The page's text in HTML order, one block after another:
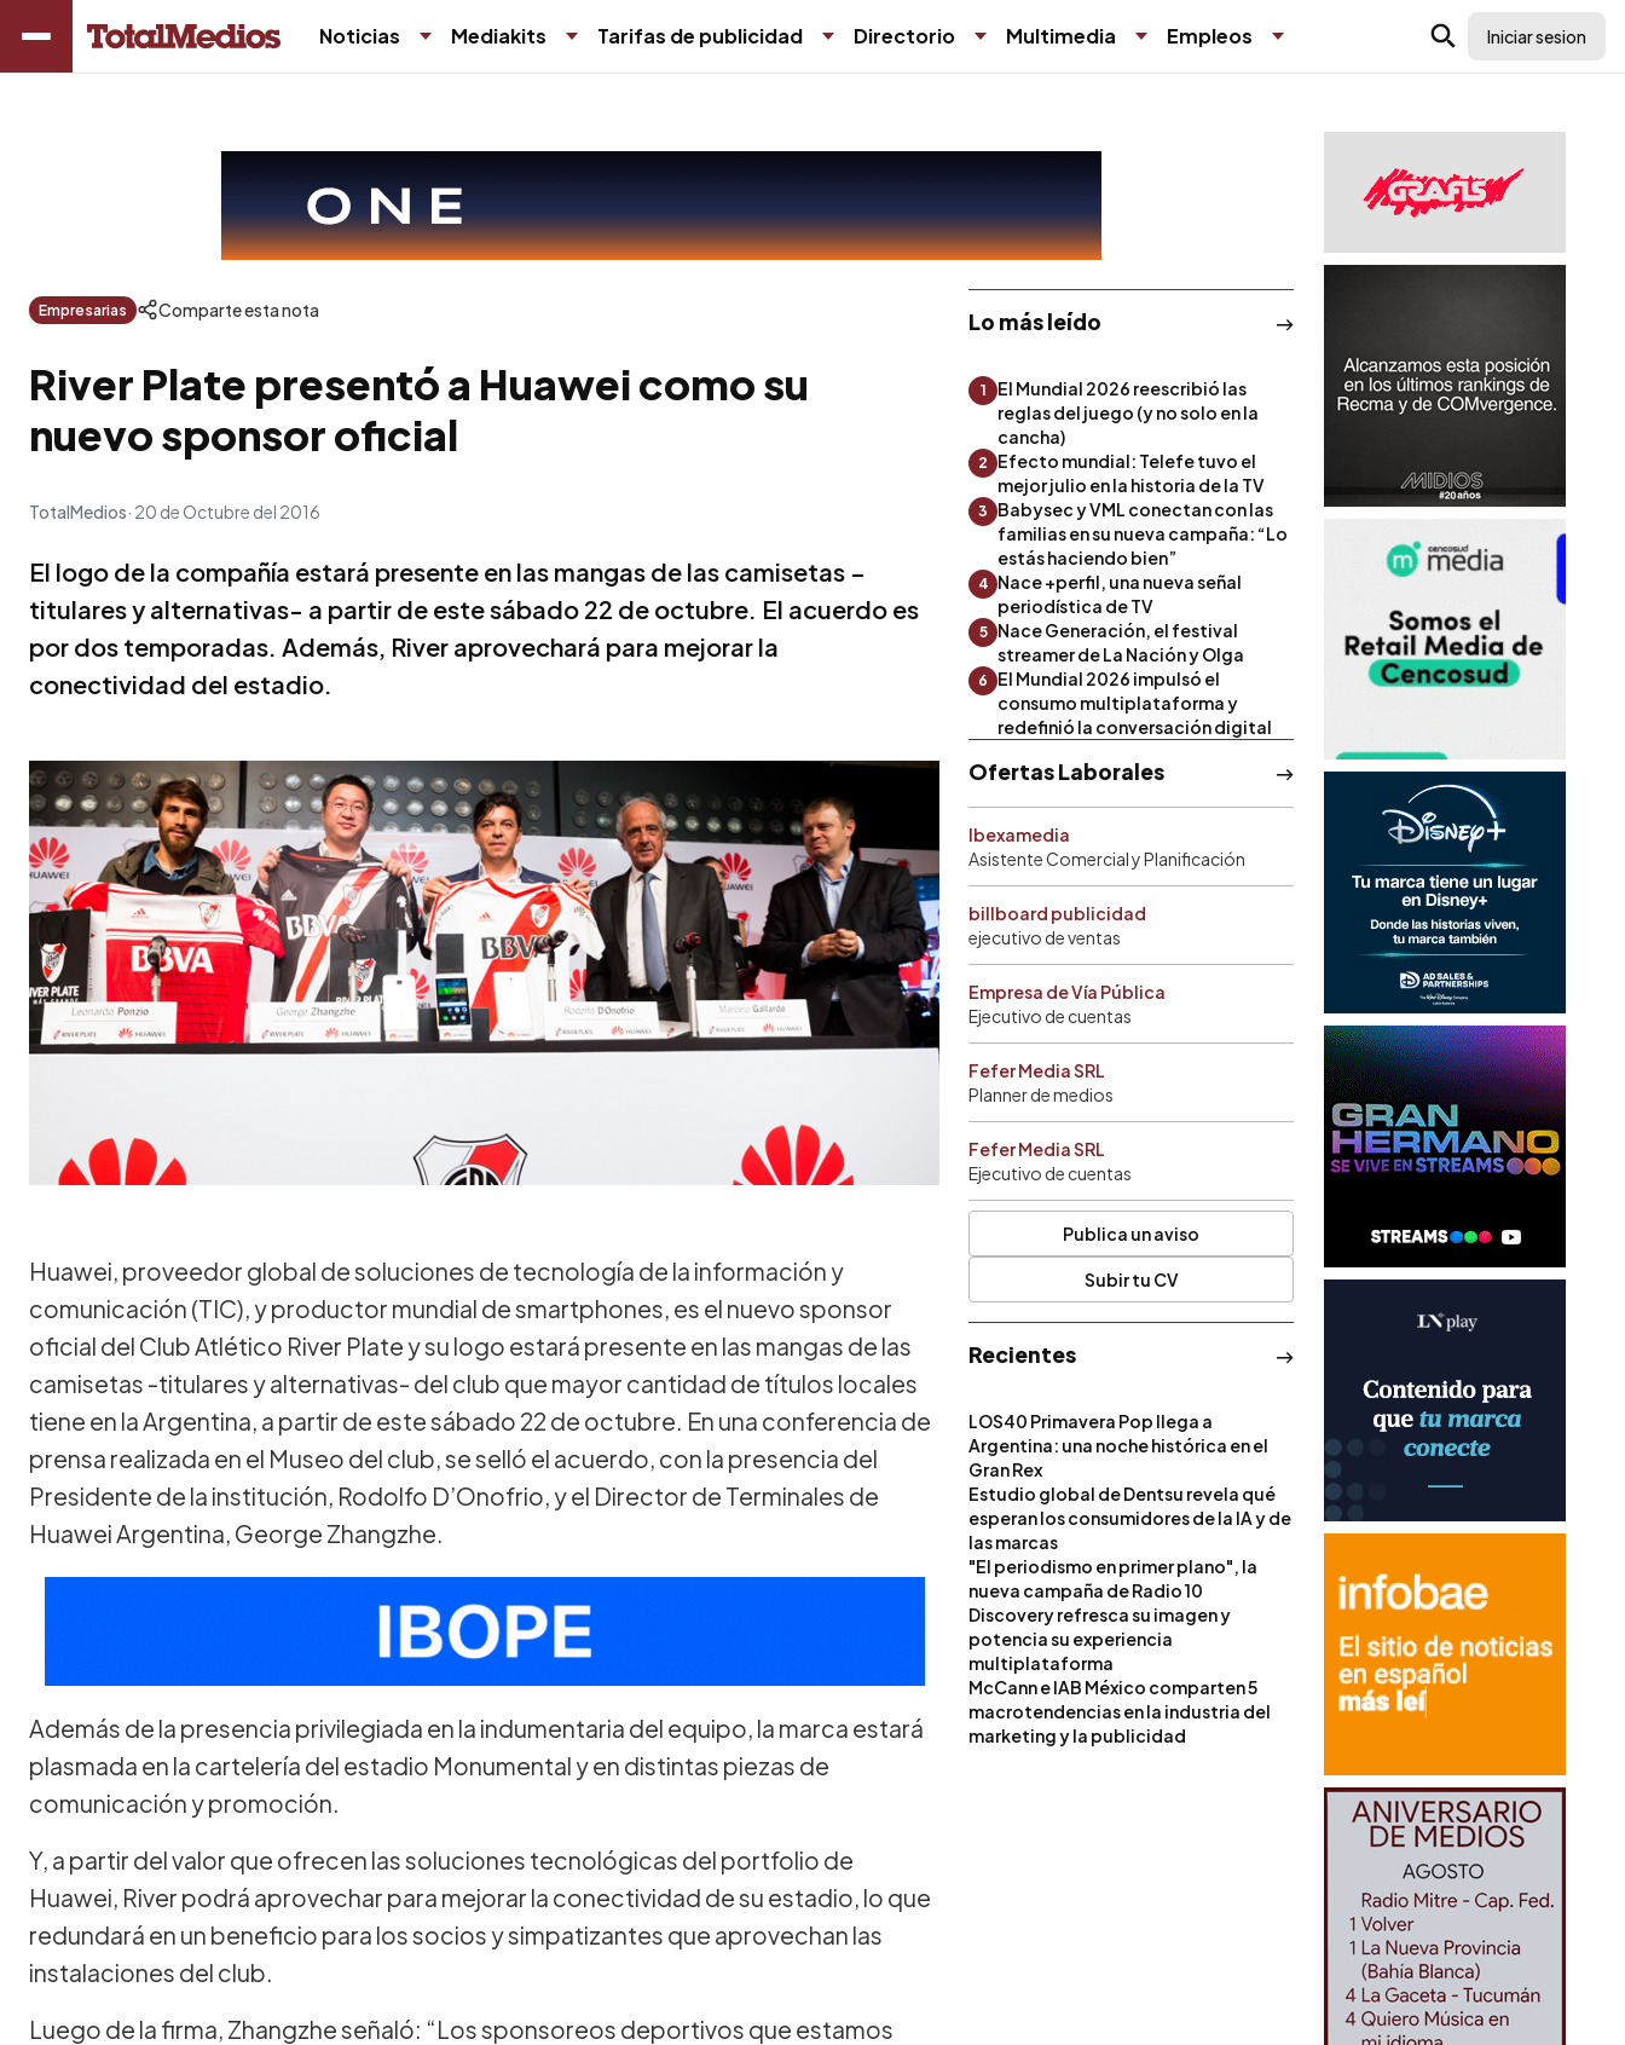
Noticias Mediakits Tarifas de publicidad Directorio Multimedia Empleos Iniciar sesion
Empresarias Comparte esta nota
River Plate presentó a Huawei como su
nuevo sponsor oficial
TotalMedios 20 de Octubre del 2016
El logo de la compañía estará presente en las mangas de las camisetas –
titulares y alternativas- a partir de este sábado 22 de octubre. El acuerdo es
por dos temporadas. Además, River aprovechará para mejorar la
conectividad del estadio.
Huawei, proveedor global de soluciones de tecnología de la información y
comunicación (TIC), y productor mundial de smartphones, es el nuevo sponsor
oficial del Club Atlético River Plate y su logo estará presente en las mangas de las
camisetas -titulares y alternativas- del club que mayor cantidad de títulos locales
tiene en la Argentina, a partir de este sábado 22 de octubre. En una conferencia de
prensa realizada en el Museo del club, se selló el acuerdo, con la presencia del
Presidente de la institución, Rodolfo D’Onofrio, y el Director de Terminales de
Huawei Argentina, George Zhangzhe.
Además de la presencia privilegiada en la indumentaria del equipo, la marca estará
plasmada en la cartelería del estadio Monumental y en distintas piezas de
comunicación y promoción.
Y, a partir del valor que ofrecen las soluciones tecnológicas del portfolio de
Huawei, River podrá aprovechar para mejorar la conectividad de su estadio, lo que
redundará en un beneficio para los socios y simpatizantes que aprovechan las
instalaciones del club.
Luego de la firma, Zhangzhe señaló: “Los sponsoreos deportivos que estamos
Lo más leído
1
El Mundial 2026 reescribió las
reglas del juego (y no solo en la
cancha)
2
Efecto mundial: Telefe tuvo el
mejor julio en la historia de la TV
3
Babysec y VML conectan con las
familias en su nueva campaña: “Lo
estás haciendo bien”
4 Nace +perfil, una nueva señal
periodística de TV
5
Nace Generación, el festival
streamer de La Nación y Olga
6
El Mundial 2026 impulsó el
consumo multiplataforma y
redefinió la conversación digital
Ofertas Laborales
Ibexamedia
Asistente Comercial y Planificación
billboard publicidad
ejecutivo de ventas
Empresa de Vía Pública
Ejecutivo de cuentas
Fefer Media SRL
Planner de medios
Fefer Media SRL
Ejecutivo de cuentas
Publica un aviso
Subir tu CV
Recientes
LOS40 Primavera Pop llega a
Argentina: una noche histórica en el
Gran Rex
Estudio global de Dentsu revela qué
esperan los consumidores de la IA y de
las marcas
"El periodismo en primer plano", la
nueva campaña de Radio 10
Discovery refresca su imagen y
potencia su experiencia
multiplataforma
McCann e IAB México comparten 5
macrotendencias en la industria del
marketing y la publicidad